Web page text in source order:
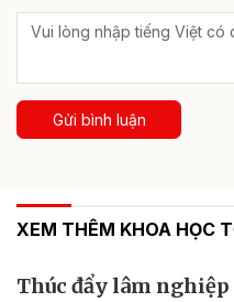
Gửi bình luận
XEM THÊM KHOA HỌC
Thúc đẩy lâm